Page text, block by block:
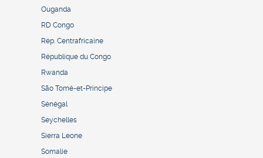
Ouganda
RD Congo
Rép. Centrafricaine
République du Congo
Rwanda
São Tomé-et-Principe
Sénégal
Seychelles
Sierra Leone
Somalie